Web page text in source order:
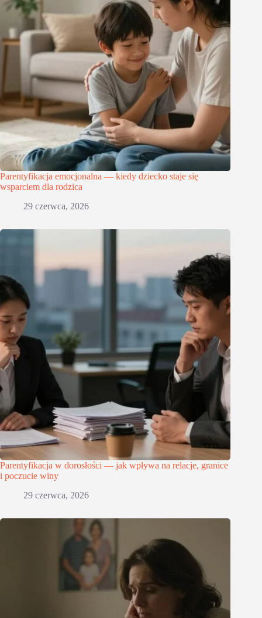
Parentyfikacja emocjonalna — kiedy dziecko staje się
wsparciem dla rodzica
29 czerwca, 2026
Parentyfikacja w dorosłości — jak wpływa na relacje, granice
i poczucie winy
29 czerwca, 2026